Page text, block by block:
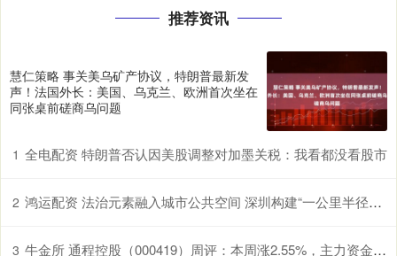
推荐资讯
慧仁策略 事关美乌矿产协议，特朗普最新发
声！法国外长：美国、乌克兰、欧洲首次坐在
同张桌前磋商乌问题
1 全电配资 特朗普否认因美股调整对加墨关税：我看都没看股市
2 鸿运配资 法治元素融入城市公共空间 深圳构建“一公里半径普法圈”
3 牛金所 通程控股（000419）周评：本周涨2.55%，主力资金合计净流入275.97万元